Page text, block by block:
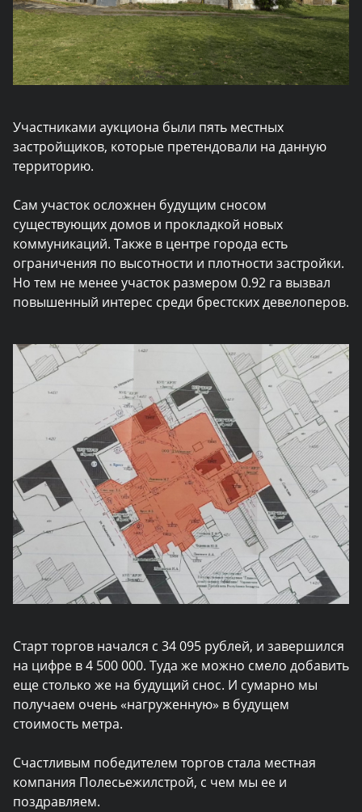
Участниками аукциона были пять местных
застройщиков, которые претендовали на данную
территорию.
Сам участок осложнен будущим сносом
существующих домов и прокладкой новых
коммуникаций. Также в центре города есть
ограничения по высотности и плотности застройки.
Но тем не менее участок размером 0.92 га вызвал
повышенный интерес среди брестских девелоперов.
Старт торгов начался с 34 095 рублей, и завершился
на цифре в 4 500 000. Туда же можно смело добавить
еще столько же на будущий снос. И сумарно мы
получаем очень «нагруженную» в будущем
стоимость метра.
Счастливым победителем торгов стала местная
компания Полесьежилстрой, с чем мы ее и
поздравляем.